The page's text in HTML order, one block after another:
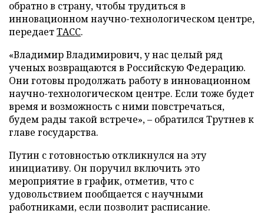
обратно в страну, чтобы трудиться в
инновационном научно-технологическом центре,
передаетТАСС.
«Владимир Владимирович, у нас целый ряд
ученых возвращаются в Российскую Федерацию.
Они готовы продолжать работу в инновационном
научно-технологическом центре. Если тоже будет
время и возможность с ними повстречаться,
будем рады такой встрече», – обратился Трутнев к
главе государства.
Путин с готовностью откликнулся на эту
инициативу. Он поручил включить это
мероприятие в график, отметив, что с
удовольствием пообщается с научными
работниками, если позволит расписание.